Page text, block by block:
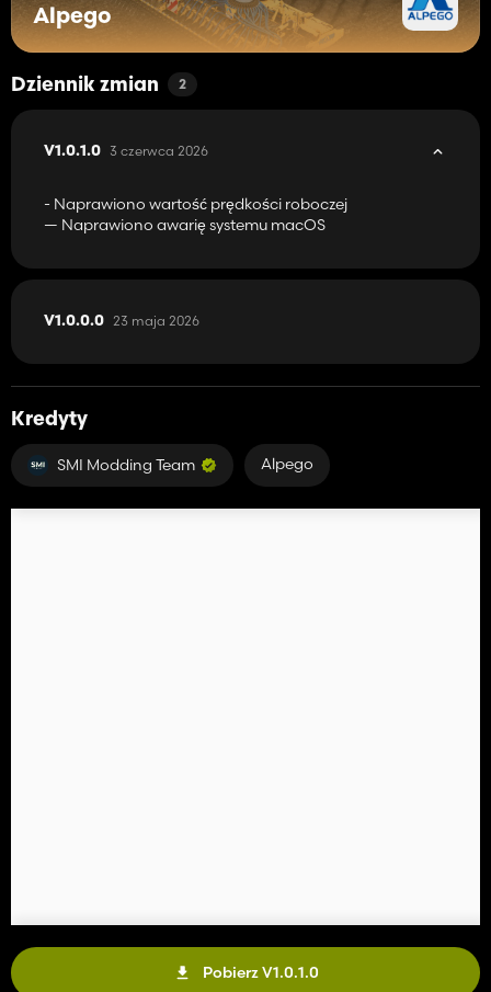
Alpego
Dziennik zmian 2
V1.0.1.0 3 czerwca 2026
- Naprawiono wartość prędkości roboczej
— Naprawiono awarię systemu macOS
V1.0.0.0 23 maja 2026
Kredyty
SMI Modding Team Alpego
Pobierz V1.0.1.0